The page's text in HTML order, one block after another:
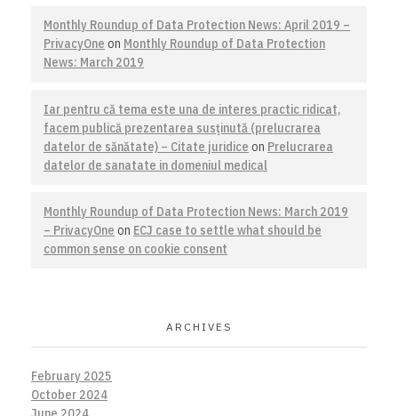
Monthly Roundup of Data Protection News: April 2019 –
PrivacyOne on Monthly Roundup of Data Protection
News: March 2019
Iar pentru că tema este una de interes practic ridicat,
facem publică prezentarea susţinută (prelucrarea
datelor de sănătate) – Citate juridice on Prelucrarea
datelor de sanatate in domeniul medical
Monthly Roundup of Data Protection News: March 2019
– PrivacyOne on ECJ case to settle what should be
common sense on cookie consent
ARCHIVES
February 2025
October 2024